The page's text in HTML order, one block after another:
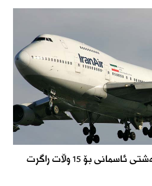
بۆ 15 وڵات راگرت